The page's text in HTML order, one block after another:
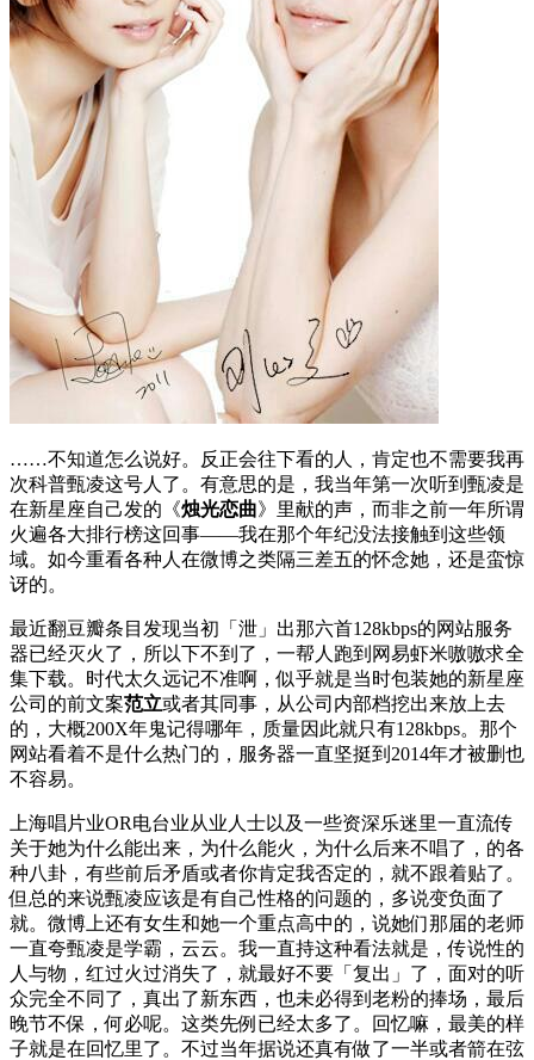
……不知道怎么说好。反正会往下看的人，肯定也不需要我再
次科普甄凌这号人了。有意思的是，我当年第一次听到甄凌是
在新星座自己发的《烛光恋曲》里献的声，而非之前一年所谓
火遍各大排行榜这回事——我在那个年纪没法接触到这些领
域。如今重看各种人在微博之类隔三差五的怀念她，还是蛮惊
讶的。
最近翻豆瓣条目发现当初「泄」出那六首128kbps的网站服务
器已经灭火了，所以下不到了，一帮人跑到网易虾米嗷嗷求全
集下载。时代太久远记不准啊，似乎就是当时包装她的新星座
公司的前文案范立或者其同事，从公司内部档挖出来放上去
的，大概200X年鬼记得哪年，质量因此就只有128kbps。那个
网站看着不是什么热门的，服务器一直坚挺到2014年才被删也
不容易。
上海唱片业OR电台业从业人士以及一些资深乐迷里一直流传
关于她为什么能出来，为什么能火，为什么后来不唱了，的各
种八卦，有些前后矛盾或者你肯定我否定的，就不跟着贴了。
但总的来说甄凌应该是有自己性格的问题的，多说变负面了
就。微博上还有女生和她一个重点高中的，说她们那届的老师
一直夸甄凌是学霸，云云。我一直持这种看法就是，传说性的
人与物，红过火过消失了，就最好不要「复出」了，面对的听
众完全不同了，真出了新东西，也未必得到老粉的捧场，最后
晚节不保，何必呢。这类先例已经太多了。回忆嘛，最美的样
子就是在回忆里了。不过当年据说还真有做了一半或者箭在弦